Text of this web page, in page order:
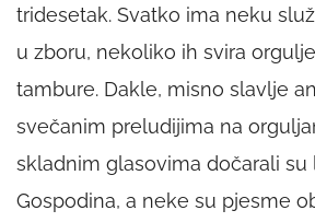
tridesetak. Svatko ima neku
u zboru, nekoliko ih svira
tambure. Dakle, misno slavlje
svečanim preludijima na
skladnim glasovima dočarali
Gospodina, a neke su pjesme